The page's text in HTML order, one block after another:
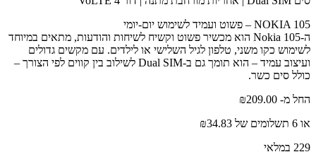
NOKIA 105 – פשוט ועמיד לשימוש יום-יומי
ה-Nokia 105 הוא מכשיר פשוט וקשיח לשיחות והודעות, מתאים במיוחד
לשימוש כקו משני, טלפון לגיל השלישי או לילדים. עם מקשים גדולים
ועיצוב עמיד – הוא תומך גם ב-Dual SIM לשילוב בין קווים לפי הצורך –
כולל סים כשר.
החל מ-
₪209.00
או 6 תשלומים של
₪34.83
229 במלאי